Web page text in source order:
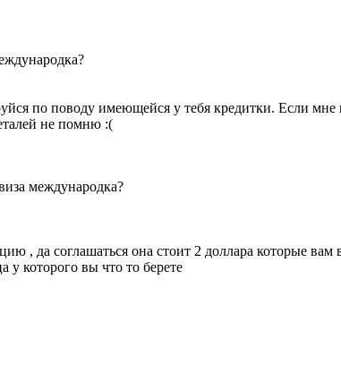
по поводу имеющейся у тебя кредитки. Если
не помню :(
международка?
, да соглашаться она стоит 2 доллара которые
которого вы что то берете